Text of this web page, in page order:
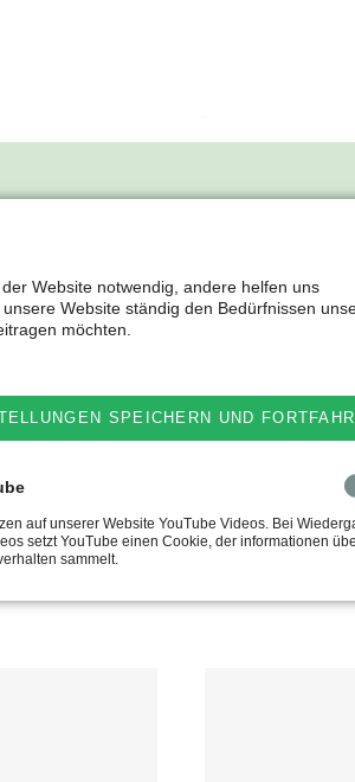
SIE IN UNSEREN
Ihrer fehlenden Zustimmung zu
Website notwendig, andere helfen uns
Website ständig den Bedürfnissen
möchten.
SPEICHERN UND
auf unserer Website YouTube Videos. Bei
setzt YouTube einen Cookie, der informationen
sammelt.